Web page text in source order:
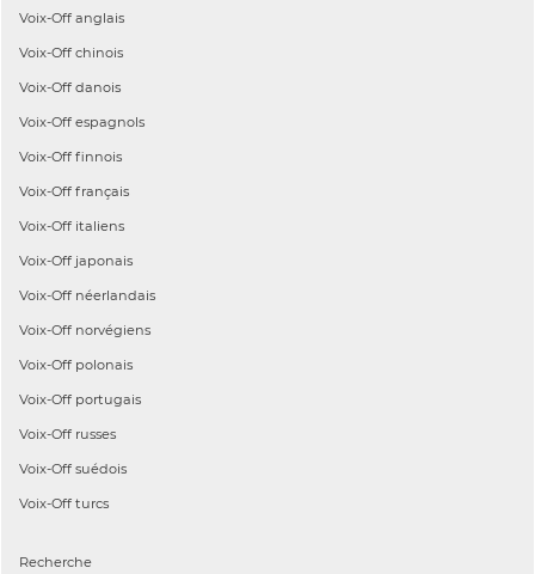
Voix-Off anglais
Voix-Off chinois
Voix-Off danois
Voix-Off espagnols
Voix-Off finnois
Voix-Off français
Voix-Off italiens
Voix-Off japonais
Voix-Off néerlandais
Voix-Off norvégiens
Voix-Off polonais
Voix-Off portugais
Voix-Off russes
Voix-Off suédois
Voix-Off turcs
Recherche